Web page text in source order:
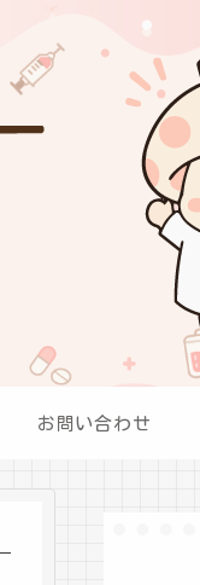
お問い合わせ